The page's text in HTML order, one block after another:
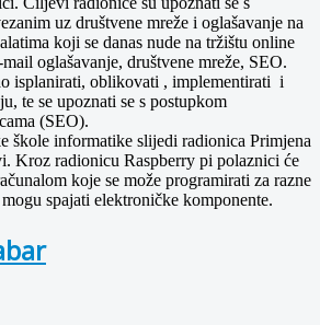
uz društvene mreže i oglašavanje na
koji se danas nude na tržištu online
oglašavanje, društvene mreže, SEO.
isplanirati, oblikovati , implementirati i
te se upoznati se s postupkom
(SEO).
škole informatike slijedi radionica Primjena
Kroz radionicu Raspberry pi polaznici će
koje se može programirati za razne
spajati elektroničke komponente.